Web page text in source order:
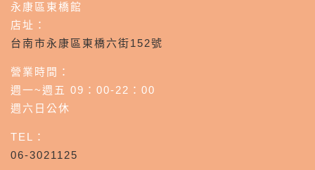
永康區東橋館
店址：
台南市永康區東橋六街152號
營業時間：
週一~週五 09：00-22：00
週六日公休
TEL：
06-3021125